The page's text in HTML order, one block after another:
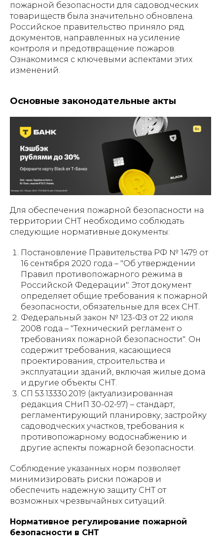
пожарной безопасности для садоводческих
товариществ была значительно обновлена.
Российское правительство приняло ряд
документов, направленных на усиление
контроля и предотвращение пожаров.
Ознакомимся с ключевыми аспектами этих
изменений.
Основные законодательные акты
Для обеспечения пожарной безопасности на
территории СНТ необходимо соблюдать
следующие нормативные документы:
Постановление Правительства РФ № 1479 от
16 сентября 2020 года – "Об утверждении
Правил противопожарного режима в
Российской Федерации". Этот документ
определяет общие требования к пожарной
безопасности, обязательные для всех СНТ.
Федеральный закон № 123-ФЗ от 22 июля
2008 года – "Технический регламент о
требованиях пожарной безопасности". Он
содержит требования, касающиеся
проектирования, строительства и
эксплуатации зданий, включая жилые дома
и другие объекты СНТ.
СП 53.13330.2019 (актуализированная
редакция СНиП 30-02-97) – стандарт,
регламентирующий планировку, застройку
садоводческих участков, требования к
противопожарному водоснабжению и
другие аспекты пожарной безопасности.
Соблюдение указанных норм позволяет
минимизировать риски пожаров и
обеспечить надежную защиту СНТ от
возможных чрезвычайных ситуаций.
Нормативное регулирование пожарной
безопасности в СНТ